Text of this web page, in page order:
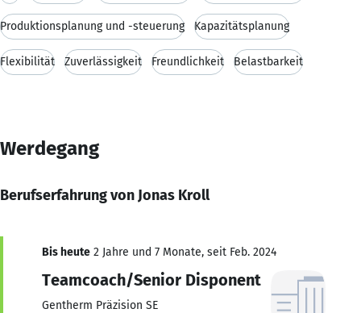
Produktionsplanung und -steuerung Kapazitätsplanung
Flexibilität Zuverlässigkeit Freundlichkeit Belastbarkeit
Werdegang
Berufserfahrung von Jonas Kroll
Bis heute 2 Jahre und 7 Monate, seit Feb. 2024
Teamcoach/Senior Disponent
Gentherm Präzision SE